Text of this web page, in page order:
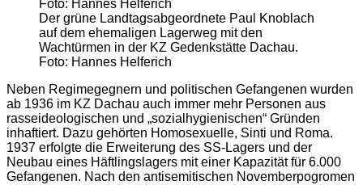
Der grüne Landtagsabgeordnete Paul Knoblach
auf dem ehemaligen Lagerweg mit den
Wachtürmen in der KZ Gedenkstätte Dachau.
Foto: Hannes Helferich
Neben Regimegegnern und politischen Gefangenen wurden
ab 1936 im KZ Dachau auch immer mehr Personen aus
rasseideologischen und „sozialhygienischen“ Gründen
inhaftiert. Dazu gehörten Homosexuelle, Sinti und Roma.
1937 erfolgte die Erweiterung des SS-Lagers und der
Neubau eines Häftlingslagers mit einer Kapazität für 6.000
Gefangenen. Nach den antisemitischen Novemberpogromen